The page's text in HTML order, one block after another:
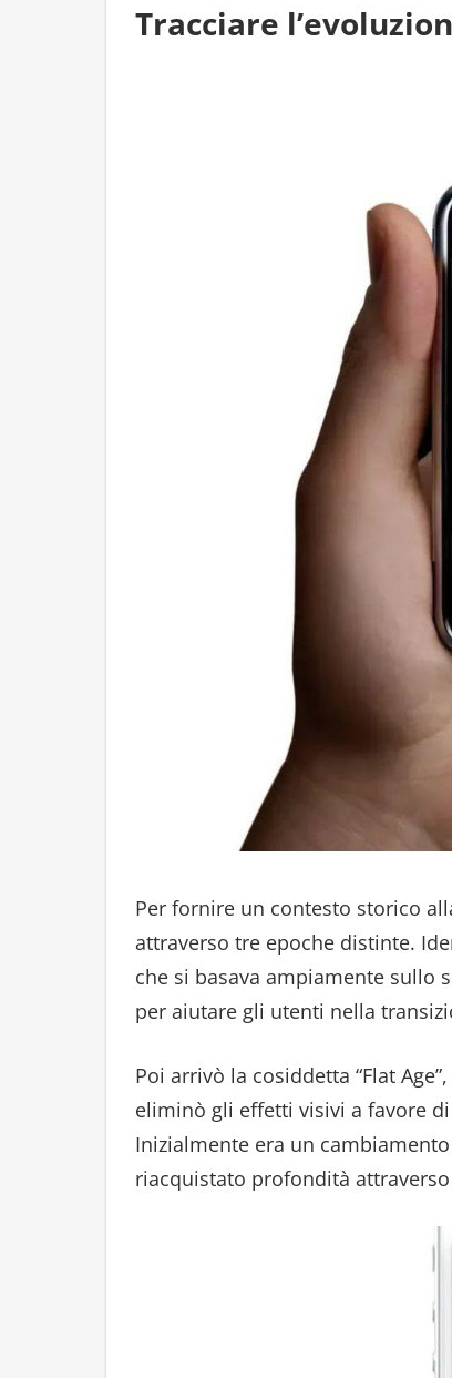
Tracciare
Per fornire un contesto storico
attraverso tre epoche distinte.
che si basava ampiamente sullo
per aiutare gli utenti nella
Poi arrivò la cosiddetta “Flat
eliminò gli effetti visivi a favore
Inizialmente era un
riacquistato profondità